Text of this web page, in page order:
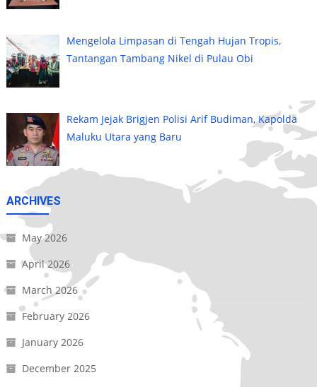
Mengelola Limpasan di Tengah Hujan Tropis,
Tantangan Tambang Nikel di Pulau Obi
Rekam Jejak Brigjen Polisi Arif Budiman, Kapolda
Maluku Utara yang Baru
ARCHIVES
May 2026
April 2026
March 2026
February 2026
January 2026
December 2025